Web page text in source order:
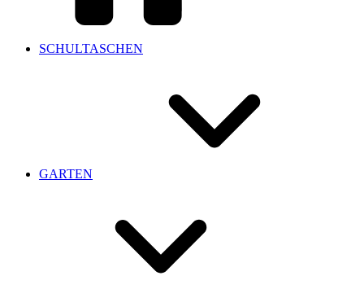
SCHULTASCHEN
GARTEN